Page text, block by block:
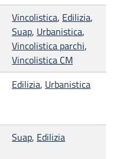
Vincolistica, Edilizia,
Suap, Urbanistica,
Vincolistica parchi,
Vincolistica CM
Edilizia, Urbanistica
Suap, Edilizia